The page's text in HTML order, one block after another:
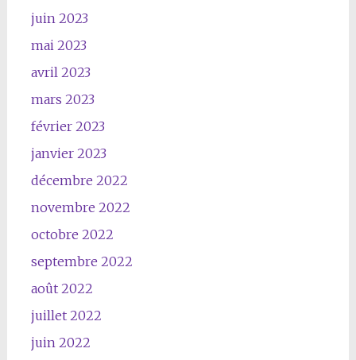
juin 2023
mai 2023
avril 2023
mars 2023
février 2023
janvier 2023
décembre 2022
novembre 2022
octobre 2022
septembre 2022
août 2022
juillet 2022
juin 2022